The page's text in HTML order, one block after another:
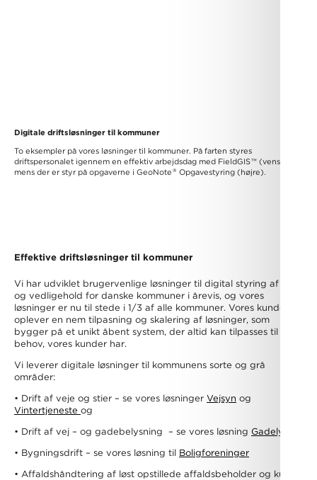
Digitale driftsløsninger til kommuner
To eksempler på vores løsninger til kommuner. På farten styres
driftspersonalet igennem en effektiv arbejdsdag med FieldGIS™ (venstre),
mens der er styr på opgaverne i GeoNote® Opgavestyring (højre).
Effektive driftsløsninger til kommuner
Vi har udviklet brugervenlige løsninger til digital styring af drift
og vedligehold for danske kommuner i årevis, og vores
løsninger er nu til stede i 1/3 af alle kommuner. Vores kunder
oplever en nem tilpasning og skalering af løsninger, som
bygger på et unikt åbent system, der altid kan tilpasses til de
behov, vores kunder har.
Vi leverer digitale løsninger til kommunens sorte og grå
områder:
• Drift af veje og stier – se vores løsninger Vejsyn og
Vintertjeneste og
• Drift af vej – og gadebelysning – se vores løsning Gadelys
• Bygningsdrift – se vores løsning til Boligforeninger
• Affaldshåndtering af løst opstillede affaldsbeholder og kuber